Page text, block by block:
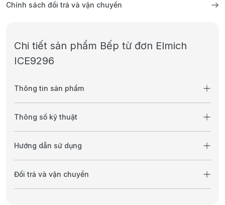
Chính sách đổi trả và vận chuyển
Chi tiết sản phẩm Bếp từ đơn Elmich
ICE9296
Thông tin sản phẩm
Thông số kỹ thuật
Hướng dẫn sử dụng
Đổi trả và vận chuyển